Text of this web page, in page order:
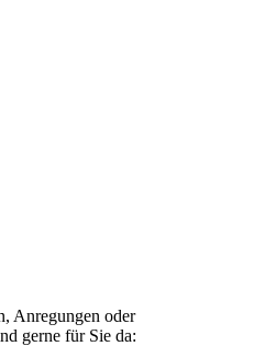
Anregungen oder
gerne für Sie da: